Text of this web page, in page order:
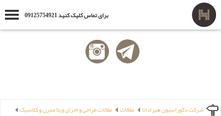
برای تماس کلیک کنید 09125754921
شرکت دکوراسیون هیرادانا مقالات مقالات طراحی و اجرای ویلا مدرن و کلاسیک